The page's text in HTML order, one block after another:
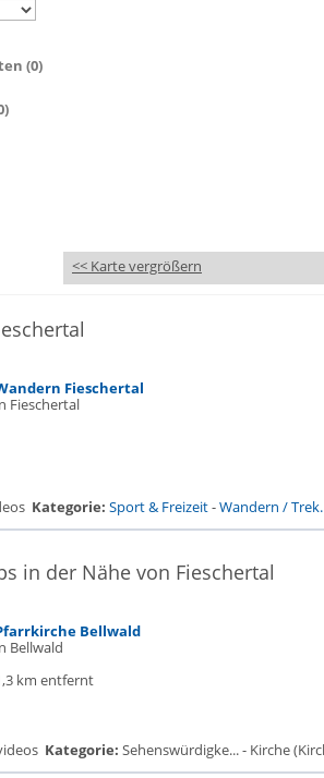
(0)
<< Karte vergrößern
Fieschertal
Fieschertal
Kategorie: Sport & Freizeit-Wandern /
in der Nähe von Fieschertal
Bellwald
Bellwald
km entfernt
Kategorie: Sehenswürdigke... - Kirche